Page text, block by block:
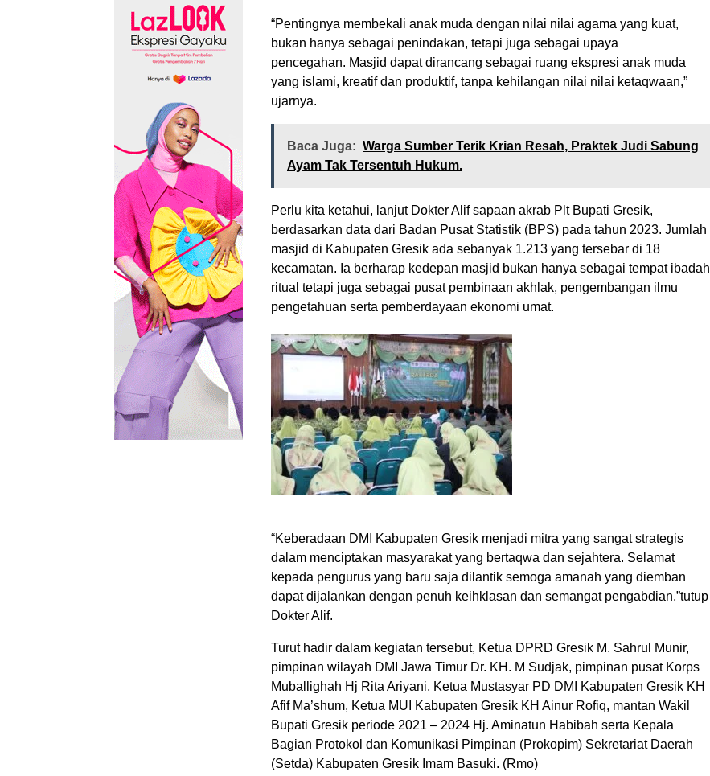
“Pentingnya membekali anak muda dengan nilai nilai agama yang kuat,
bukan hanya sebagai penindakan, tetapi juga sebagai upaya
pencegahan. Masjid dapat dirancang sebagai ruang ekspresi anak muda
yang islami, kreatif dan produktif, tanpa kehilangan nilai nilai ketaqwaan,”
ujarnya.
Baca Juga: Warga Sumber Terik Krian Resah, Praktek Judi Sabung
Ayam Tak Tersentuh Hukum.
Perlu kita ketahui, lanjut Dokter Alif sapaan akrab Plt Bupati Gresik,
berdasarkan data dari Badan Pusat Statistik (BPS) pada tahun 2023. Jumlah
masjid di Kabupaten Gresik ada sebanyak 1.213 yang tersebar di 18
kecamatan. Ia berharap kedepan masjid bukan hanya sebagai tempat ibadah
ritual tetapi juga sebagai pusat pembinaan akhlak, pengembangan ilmu
pengetahuan serta pemberdayaan ekonomi umat.
“Keberadaan DMI Kabupaten Gresik menjadi mitra yang sangat strategis
dalam menciptakan masyarakat yang bertaqwa dan sejahtera. Selamat
kepada pengurus yang baru saja dilantik semoga amanah yang diemban
dapat dijalankan dengan penuh keihklasan dan semangat pengabdian,”tutup
Dokter Alif.
Turut hadir dalam kegiatan tersebut, Ketua DPRD Gresik M. Sahrul Munir,
pimpinan wilayah DMI Jawa Timur Dr. KH. M Sudjak, pimpinan pusat Korps
Muballighah Hj Rita Ariyani, Ketua Mustasyar PD DMI Kabupaten Gresik KH
Afif Ma’shum, Ketua MUI Kabupaten Gresik KH Ainur Rofiq, mantan Wakil
Bupati Gresik periode 2021 – 2024 Hj. Aminatun Habibah serta Kepala
Bagian Protokol dan Komunikasi Pimpinan (Prokopim) Sekretariat Daerah
(Setda) Kabupaten Gresik Imam Basuki. (Rmo)